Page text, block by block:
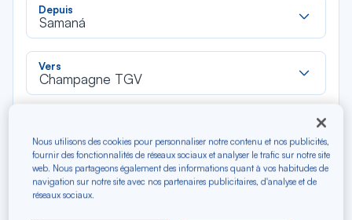
Depuis
Samaná
Vers
Champagne TGV
Aller-Retour Aller simple
Filtrer Vider
Nous utilisons des cookies pour personnaliser notre contenu et nos publicités,
fournir des fonctionnalités de réseaux sociaux et analyser le trafic sur notre site
web. Nous partageons également des informations quant à vos habitudes de
navigation sur notre site avec nos partenaires publicitaires, d'analyse et de
réseaux sociaux.